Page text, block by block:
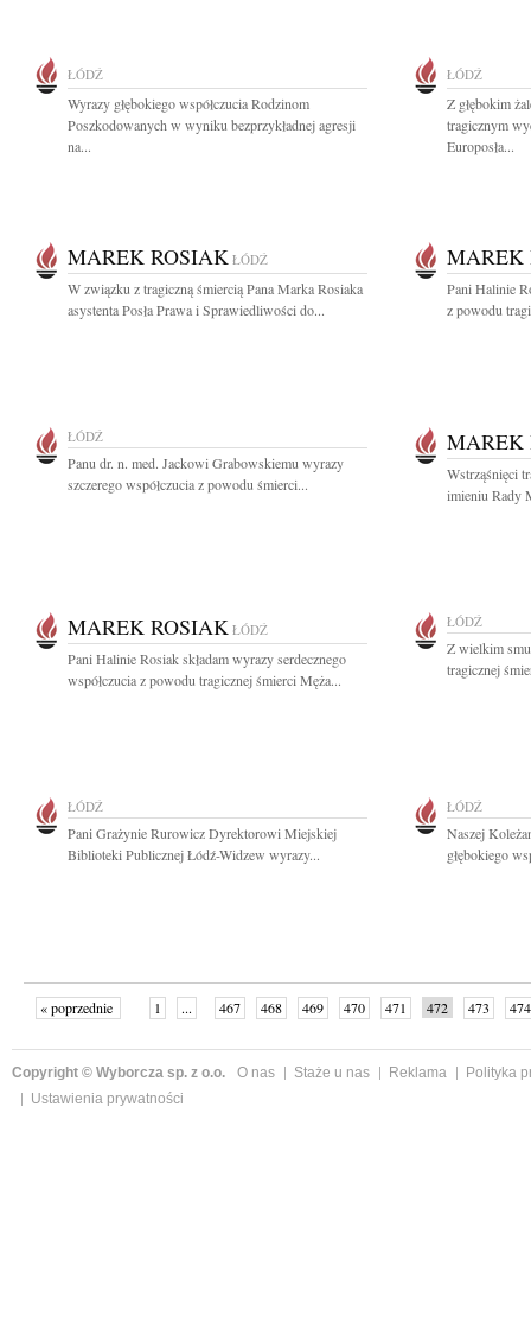
ŁÓDŹ
Wyrazy głębokiego współczucia Rodzinom
Poszkodowanych w wyniku bezprzykładnej agresji
na...
ŁÓDŹ
Z głębokim
tragicznym
Europosła...
MAREK ROSIAK ŁÓDŹ
W związku z tragiczną śmiercią Pana Marka Rosiaka
asystenta Posła Prawa i Sprawiedliwości do...
MAREK
Pani Halinie
z powodu
ŁÓDŹ
Panu dr. n. med. Jackowi Grabowskiemu wyrazy
szczerego współczucia z powodu śmierci...
MAREK
Wstrząśnięci
imieniu Rady
MAREK ROSIAK ŁÓDŹ
Pani Halinie Rosiak składam wyrazy serdecznego
współczucia z powodu tragicznej śmierci Męża...
ŁÓDŹ
Z wielkim
tragicznej
ŁÓDŹ
Pani Grażynie Rurowicz Dyrektorowi Miejskiej
Biblioteki Publicznej Łódź-Widzew wyrazy...
ŁÓDŹ
Naszej
głębokiego
« poprzednie 1 ... 467 468 469 470 471 472 473
474
Copyright © Wyborcza sp. z o.o. O nas Staże u nas Reklama
Polityka
Ustawienia prywatności